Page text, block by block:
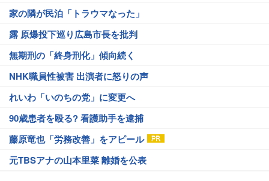
家の隣が民泊「トラウマなった」
露 原爆投下巡り広島市長を批判
無期刑の「終身刑化」傾向続く
NHK職員性被害 出演者に怒りの声
れいわ「いのちの党」に変更へ
90歳患者を殴る? 看護助手を逮捕
藤原竜也「労務改善」をアピール
元TBSアナの山本里菜 離婚を公表